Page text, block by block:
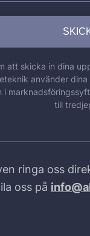
att skicka in dina
använder
i
till
ringa oss
oss på